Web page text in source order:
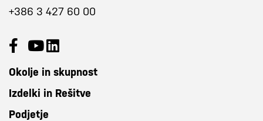
+386 3 427 60 00
Okolje in skupnost
Izdelki in Rešitve
Podjetje